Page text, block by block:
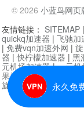
© 2026 小蓝鸟网页
永久免
友情链接： SITEMAP |
quickq加速器 | 飞驰加
| 免费vqn加速外网 |
器 |快柠檬加速器 | 黑
元机场加速器|一元机
果加速器|黑洞加速
旋风加速器度器|哔咔